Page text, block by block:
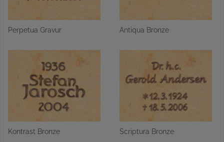
Perpetua Gravur Antiqua Bronze
Kontrast Bronze Scriptura Bronze